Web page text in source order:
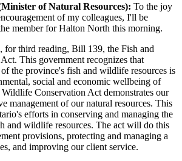
of Natural Resources): To the joy
of my colleagues, I'll be
member for Halton North this morning.
for third reading, Bill 139, the Fish and
This government recognizes that
the province's fish and wildlife resources is
social and economic wellbeing of
Conservation Act demonstrates our
management of our natural resources. This
efforts in conserving and managing the
and wildlife resources. The act will do this
provisions, protecting and managing a
and improving our client service.